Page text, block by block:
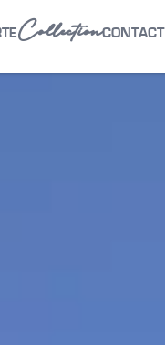
CollectionCONTACT